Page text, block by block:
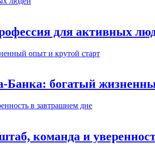
для активных
Банка: богатый
команда и